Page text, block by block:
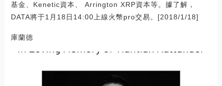
基金、Kenetic資本、 Arrington XRP資本等。據了解，
DATA將于1月18日14:00上線火幣pro交易。[2018/1/18]
庫蘭德